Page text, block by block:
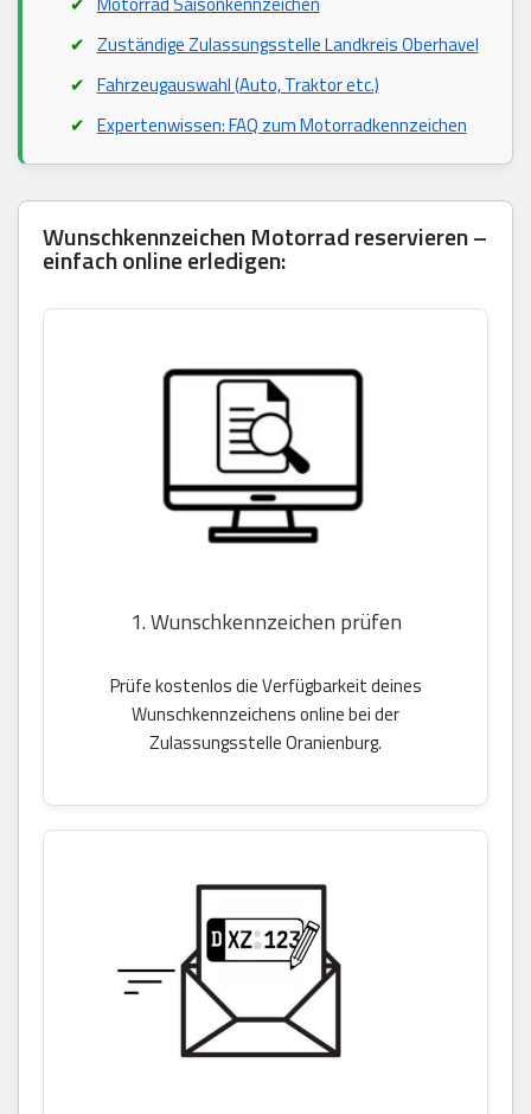
Zuständige Zulassungsstelle Landkreis Oberhavel
Fahrzeugauswahl (Auto, Traktor etc.)
Expertenwissen: FAQ zum Motorradkennzeichen
Wunschkennzeichen Motorrad reservieren –
einfach online erledigen:
1. Wunschkennzeichen prüfen
Prüfe kostenlos die Verfügbarkeit deines
Wunschkennzeichens online bei der
Zulassungsstelle Oranienburg.